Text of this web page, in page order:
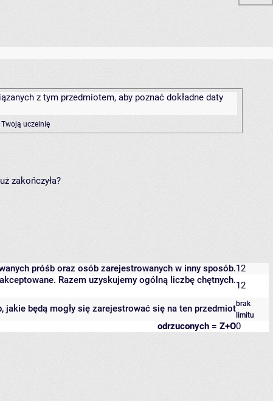
z tym przedmiotem, aby poznać dokładne daty
uczelnię
zakończyła?
próśb oraz osób zarejestrowanych w inny sposób.12
Razem uzyskujemy ogólną liczbę chętnych.12
będą mogły się zarejestrować się na ten przedmiotbrak
limitu
odrzuconych = Z+O0